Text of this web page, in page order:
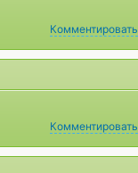
Комментировать
Комментировать